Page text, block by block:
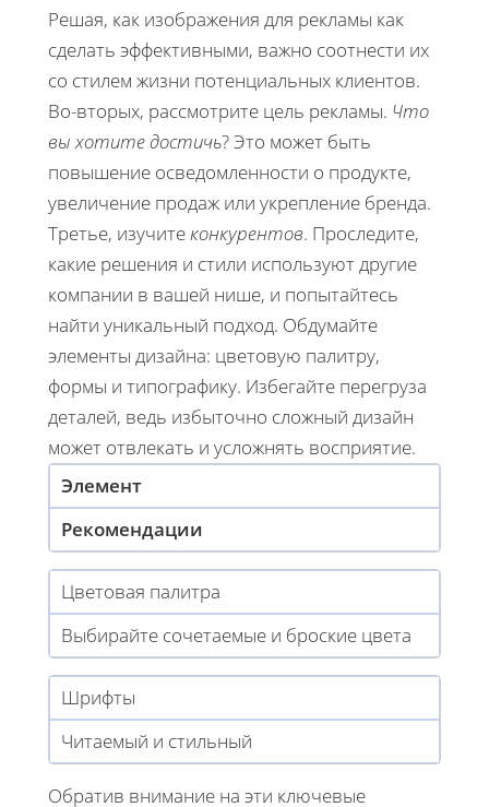
Решая, как изображения для рекламы как
сделать эффективными, важно соотнести их
со стилем жизни потенциальных клиентов.
Во-вторых, рассмотрите цель рекламы. Что
вы хотите достичь? Это может быть
повышение осведомленности о продукте,
увеличение продаж или укрепление бренда.
Третье, изучитеконкурентов. Проследите,
какие решения и стили используют другие
компании в вашей нише, и попытайтесь
найти уникальный подход. Обдумайте
элементы дизайна: цветовую палитру,
формы и типографику. Избегайте перегруза
деталей, ведь избыточно сложный дизайн
может отвлекать и усложнять восприятие.
Элемент
Рекомендации
Цветовая палитра
Выбирайте сочетаемые и броские цвета
Шрифты
Читаемый и стильный
Обратив внимание на эти ключевые